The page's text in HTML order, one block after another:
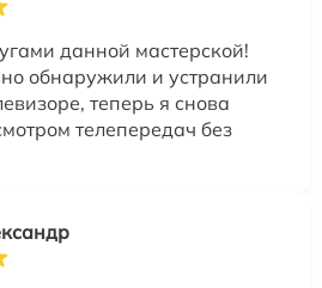
данной мастерской!
обнаружили и устранили
теперь я снова
телепередач без